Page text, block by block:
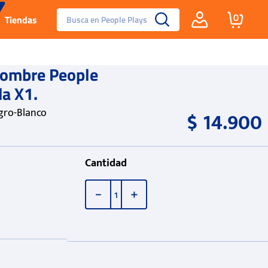
Tiendas Busca en People Plays
Reebok Fashion
0
People
X1.
Blanco
$14.900
Cantidad
＋
－